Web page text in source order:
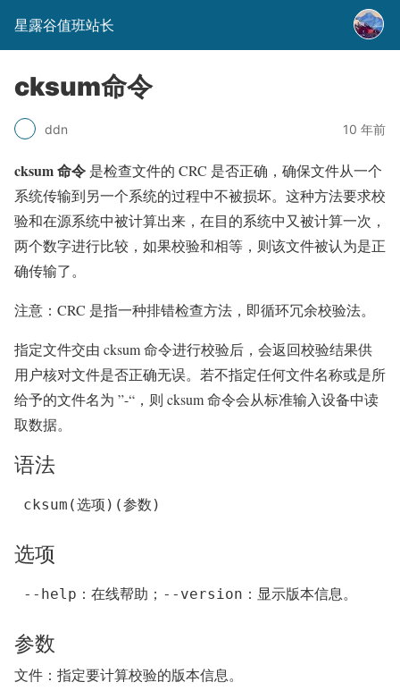
星露谷值班站长
cksum命令
ddn 10 年前
cksum 命令 是检查文件的 CRC 是否正确，确保文件从一个
系统传输到另一个系统的过程中不被损坏。这种方法要求校
验和在源系统中被计算出来，在目的系统中又被计算一次，
两个数字进行比较，如果校验和相等，则该文件被认为是正
确传输了。
注意：CRC 是指一种排错检查方法，即循环冗余校验法。
指定文件交由 cksum 命令进行校验后，会返回校验结果供
用户核对文件是否正确无误。若不指定任何文件名称或是所
给予的文件名为 ”-“，则 cksum 命令会从标准输入设备中读
取数据。
语法
cksum(选项)(参数)
选项
--help：在线帮助；--version：显示版本信息。
参数
文件：指定要计算校验的版本信息。